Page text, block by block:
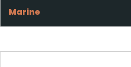
Marine